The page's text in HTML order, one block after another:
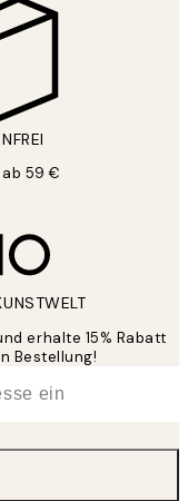
59 €
erhalte 15% Rabatt
Bestellung!